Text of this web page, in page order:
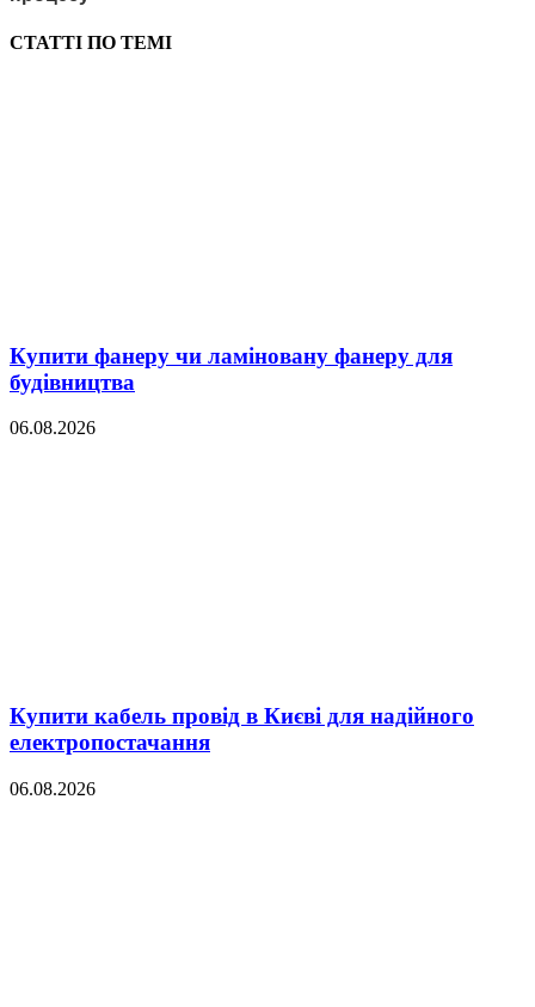
СТАТТІ ПО ТЕМІ
Купити фанеру чи ламіновану фанеру для
будівництва
06.08.2026
Купити кабель провід в Києві для надійного
електропостачання
06.08.2026